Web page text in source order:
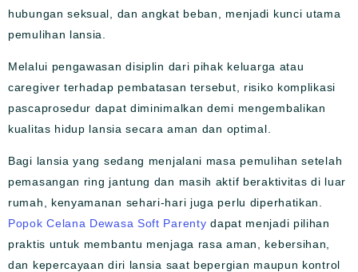
hubungan seksual, dan angkat beban, menjadi kunci utama
pemulihan lansia.
Melalui pengawasan disiplin dari pihak keluarga atau
caregiver terhadap pembatasan tersebut, risiko komplikasi
pascaprosedur dapat diminimalkan demi mengembalikan
kualitas hidup lansia secara aman dan optimal.
Bagi lansia yang sedang menjalani masa pemulihan setelah
pemasangan ring jantung dan masih aktif beraktivitas di luar
rumah, kenyamanan sehari-hari juga perlu diperhatikan.
Popok Celana Dewasa Soft Parenty dapat menjadi pilihan
praktis untuk membantu menjaga rasa aman, kebersihan,
dan kepercayaan diri lansia saat bepergian maupun kontrol